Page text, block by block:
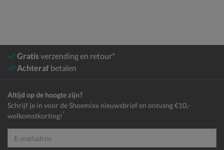
Gratisverzending en retour*
Achteraf betalen
Altijd op de hoogte zijn?
Schrijf je in voor de Shoemixx nieuwsbrief en ontvang €10,-
welkomstkorting! *